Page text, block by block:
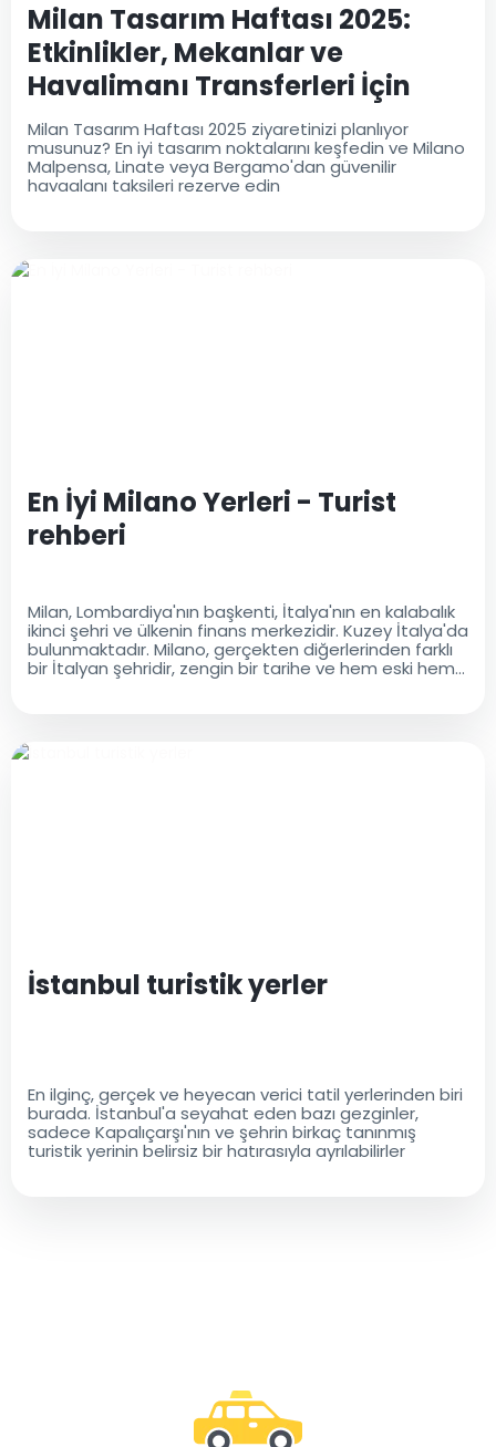
Milan Tasarım Haftası 2025:
Etkinlikler, Mekanlar ve
Havalimanı Transferleri İçin
Tam Rehber
Milan Tasarım Haftası 2025 ziyaretinizi planlıyor
musunuz? En iyi tasarım noktalarını keşfedin ve Milano
Malpensa, Linate veya Bergamo'dan güvenilir
havaalanı taksileri rezerve edin
En İyi Milano Yerleri - Turist
rehberi
Milan, Lombardiya'nın başkenti, İtalya'nın en kalabalık
ikinci şehri ve ülkenin finans merkezidir. Kuzey İtalya'da
bulunmaktadır. Milano, gerçekten diğerlerinden farklı
bir İtalyan şehridir, zengin bir tarihe ve hem eski hem
İstanbul turistik yerler
En ilginç, gerçek ve heyecan verici tatil yerlerinden biri
burada. İstanbul'a seyahat eden bazı gezginler,
sadece Kapalıçarşı'nın ve şehrin birkaç tanınmış
turistik yerinin belirsiz bir hatırasıyla ayrılabilirler